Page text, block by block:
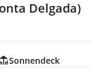
Delgada)
Sonnendeck